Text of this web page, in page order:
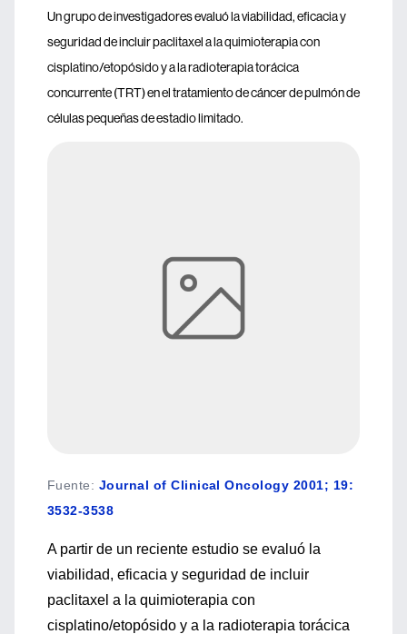
Un grupo de investigadores evaluó la viabilidad, eficacia y
seguridad de incluir paclitaxel a la quimioterapia con
cisplatino/etopósido y a la radioterapia torácica
concurrente (TRT) en el tratamiento de cáncer de pulmón de
células pequeñas de estadio limitado.
Fuente: Journal of Clinical Oncology 2001; 19:
3532-3538
A partir de un reciente estudio se evaluó la
viabilidad, eficacia y seguridad de incluir
paclitaxel a la quimioterapia con
cisplatino/etopósido y a la radioterapia torácica